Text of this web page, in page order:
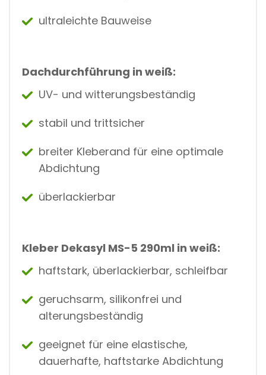
ultraleichte Bauweise
Dachdurchführung in weiß:
UV- und witterungsbeständig
stabil und trittsicher
breiter Kleberand für eine optimale
Abdichtung
überlackierbar
Kleber Dekasyl MS-5 290ml in weiß:
haftstark, überlackierbar, schleifbar
geruchsarm, silikonfrei und
alterungsbeständig
geeignet für eine elastische,
dauerhafte, haftstarke Abdichtung